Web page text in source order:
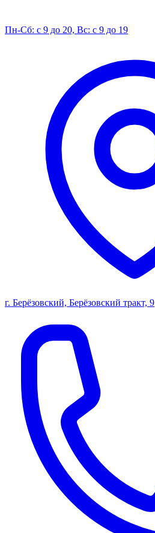
Пн-Сб: с 9 до 20, Вс: с 9 до 19
г. Берёзовский, Берёзовский тракт, 9